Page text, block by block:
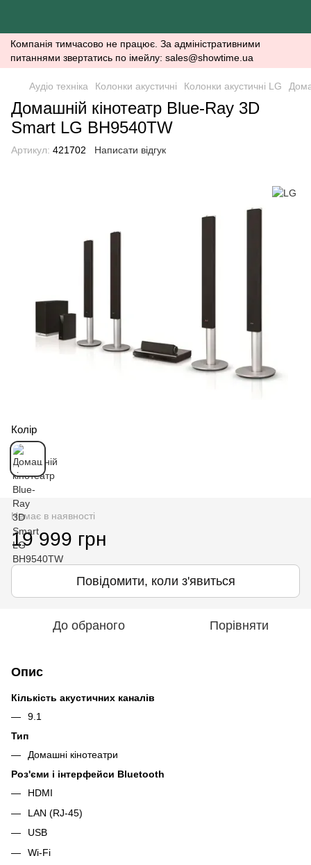
Компанія тимчасово не працює. За адміністративними
питаннями звертатись по імейлу: sales@showtime.ua
Аудіо техніка Колонки акустичні Колонки акустичні LG
Домашній кінотеатр Blue-Ray 3D
Smart LG BH9540TW
Артикул: 421702 Написати відгук
Колір
Немає в наявності
19 999 грн
Повідомити, коли з'явиться
До обраного Порівняти
Опис
Кількість акустичних каналів
9.1
Тип
Домашні кінотеатри
Роз'єми і інтерфейси Bluetooth
HDMI
LAN (RJ-45)
USB
Wi-Fi